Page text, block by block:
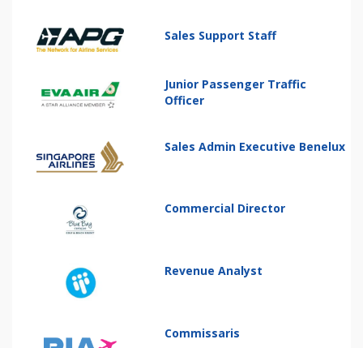
Sales Support Staff
Junior Passenger Traffic
Officer
Sales Admin Executive Benelux
Commercial Director
Revenue Analyst
Commissaris